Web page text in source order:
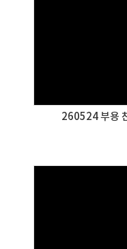
260524 부용